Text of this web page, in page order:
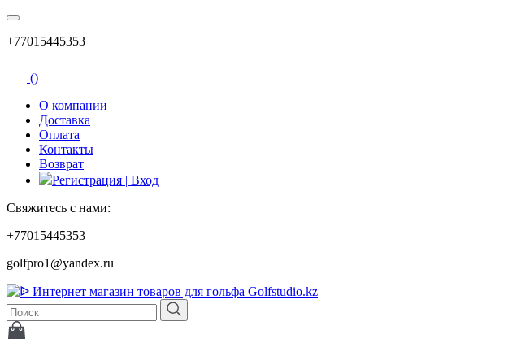
+77015445353
()
О компании
Доставка
Оплата
Контакты
Возврат
Регистрация | Вход
Свяжитесь с нами:
+77015445353
golfpro1@yandex.ru